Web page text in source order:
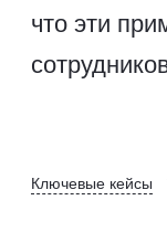
что эти
Ключевые кейсы